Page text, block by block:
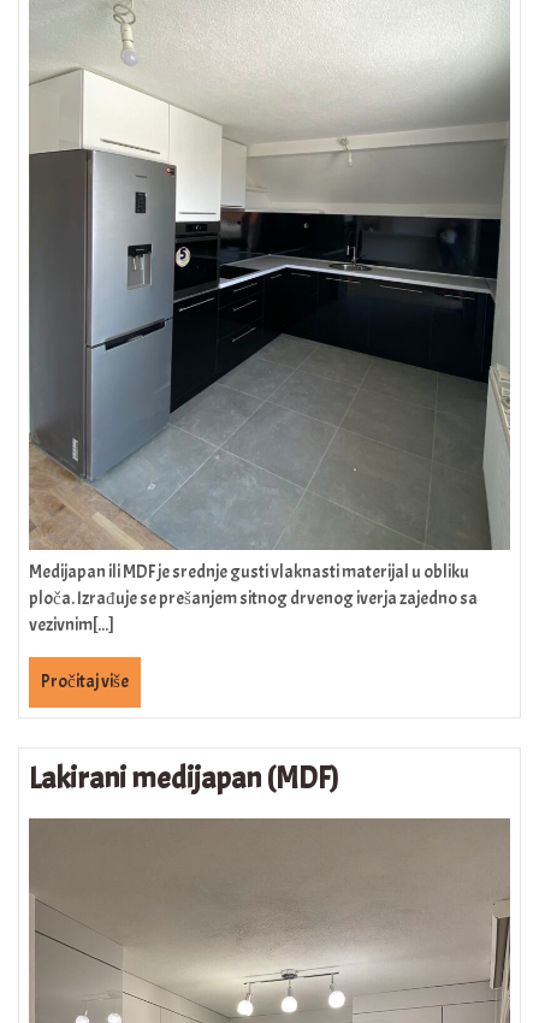
Medijapan ili MDF je srednje gusti vlaknasti materijal u obliku
ploča. Izrađuje se prešanjem sitnog drvenog iverja zajedno sa
vezivnim[...]
Pročitaj više
Lakirani medijapan (MDF)